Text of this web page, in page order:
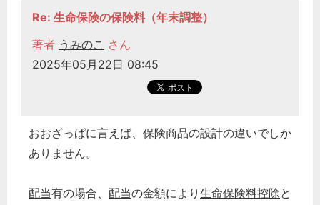
Re: 生命保険の保険料（年末調整）
著者 うみのこ さん
2025年05月22日 08:45
おおざっぱに言えば、保険商品の設計の違いでしか
ありません。
配当有の場合、 配当の金額により 生命保険料控除と